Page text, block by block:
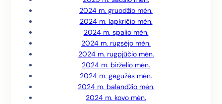
2024 m. gruodžio mėn.
2024 m. lapkričio mėn.
2024 m. spalio mėn.
2024 m. rugsėjo mėn.
2024 m. rugpjūčio mėn.
2024 m. birželio mėn.
2024 m. gegužės mėn.
2024 m. balandžio mėn.
2024 m. kovo mėn.